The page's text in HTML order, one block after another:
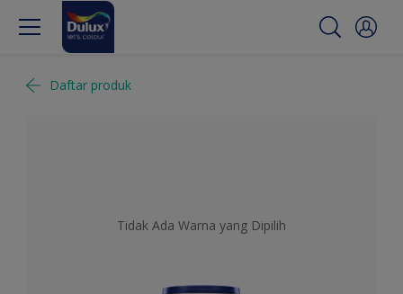
Daftar produk
Tidak Ada Warna yang Dipilih